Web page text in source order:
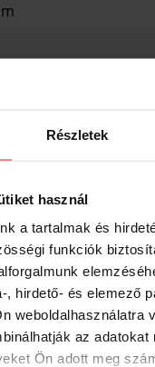
Részletek
használ
a tartalmak és
funkciók
, hirdető- és elemező
weboldalhasználatra
az adatokat
Ön adott meg
hogy megismertem és
szóló
a megadott személyes
Tájékoztatóban
kezelje.